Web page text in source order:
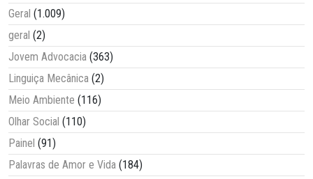
Geral (1.009)
geral (2)
Jovem Advocacia (363)
Linguiça Mecânica (2)
Meio Ambiente (116)
Olhar Social (110)
Painel (91)
Palavras de Amor e Vida (184)